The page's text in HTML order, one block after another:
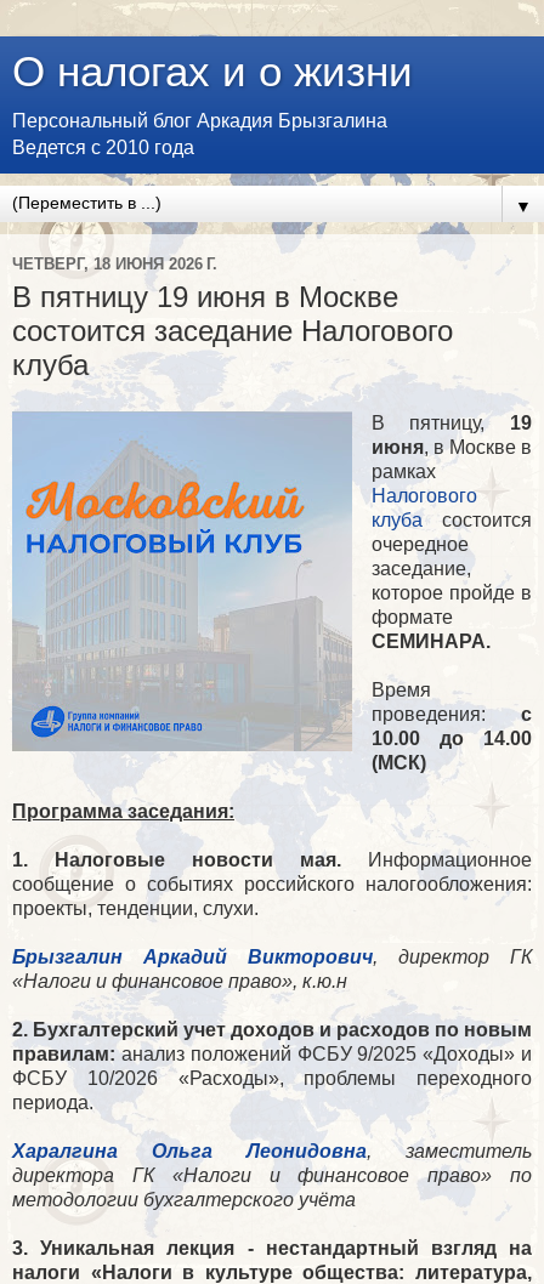
О налогах и о жизни
Персональный блог Аркадия Брызгалина
Ведется с 2010 года
▼
ЧЕТВЕРГ, 18 ИЮНЯ 2026 Г.
В пятницу 19 июня в Москве
состоится заседание Налогового
клуба
В пятницу, 19
июня, в Москве в
рамках
Налогового
клуба состоится
очередное
заседание,
которое пройде в
формате
СЕМИНАРА.
Время
проведения:с
10.00 до 14.00
(МСК)
Программа заседания:
1. Налоговые новости мая. Информационное
сообщение о событиях российского налогообложения:
проекты, тенденции, слухи.
Брызгалин Аркадий Викторович, директор ГК
«Налоги и финансовое право», к.ю.н
2. Бухгалтерский учет доходов и расходов по новым
правилам: анализ положений ФСБУ 9/2025 «Доходы» и
ФСБУ 10/2026 «Расходы», проблемы переходного
периода.
Харалгина Ольга Леонидовна, заместитель
директора ГК «Налоги и финансовое право» по
методологии бухгалтерского учёта
3. Уникальная лекция - нестандартный взгляд на
налоги «Налоги в культуре общества: литература,